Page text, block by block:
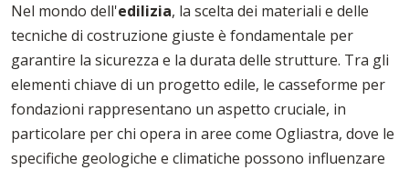
Nel mondo dell'edilizia, la scelta dei materiali e delle
tecniche di costruzione giuste è fondamentale per
garantire la sicurezza e la durata delle strutture. Tra gli
elementi chiave di un progetto edile, le casseforme per
fondazioni rappresentano un aspetto cruciale, in
particolare per chi opera in aree come Ogliastra, dove le
specifiche geologiche e climatiche possono influenzare